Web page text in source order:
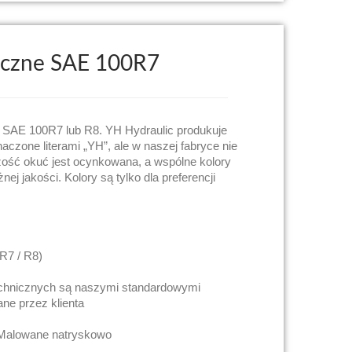
SAE 100R7
100R7 lub R8. YH Hydraulic produkuje
literami „YH”, ale w naszej fabryce nie
okuć jest ocynkowana, a wspólne kolory
jakości. Kolory są tylko dla preferencji
/ R8)
są naszymi standardowymi
przez klienta
natryskowo